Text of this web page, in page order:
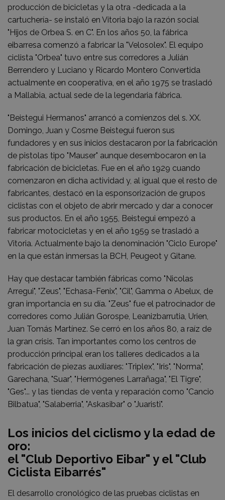
producción de bicicletas y la otra -dedicada a la
cartuchería- se instaló en Vitoria bajo la razón social
"Hijos de Orbea S. en C". En los años 50, la fábrica
eibarresa comenzó a fabricar la "Velosolex". El equipo
ciclista "Orbea" tuvo entre sus corredores a Julián
Berrendero y Luciano y Ricardo Montero Convertida
actualmente en cooperativa, en el año 1975 se trasladó
a Mallabia, actual sede de la legendaria fábrica.
"Beistegui Hermanos" arrancó a comienzos del s. XX.
Domingo, Juan y Cosme Beistegui fueron sus
fundadores y en sus inicios destacaron por la fabricación
de pistolas tipo "Mauser" aunque desembocaron en la
fabricación de bicicletas. Fue en el año 1929 cuando
comenzaron en dicha actividad y, al igual que el resto de
fabricantes, destacó en la esponsorización de grupos
ciclistas con el objeto de abrir mercado y dar a conocer
sus productos. En el año 1955, Beistegui empezó a
fabricar motocicletas y en el año 1959 se trasladó a
Vitoria. Actualmente bajo la denominación "Ciclo Europe"
en la que están inmersas la BCH, Peugeot y Gitane.
Hay que destacar también fábricas como "Nicolas
Arregui", "Zeus", "Echasa-Fenix", "Cil", Gamma o Abelux, de
gran importancia en su día. "Zeus" fue el patrocinador de
corredores como Julián Gorospe, Leanizbarrutia, Urien,
Juan Tomás Martínez. Se cerró en los años 80, a raíz de
la gran crisis. Tan importantes como los centros de
producción principal eran los talleres dedicados a la
fabricación de piezas auxiliares: "Triplex", "Iris", "Norma",
Garechana, "Suar", "Hermógenes Larrañaga", "El Tigre",
"Ges"... y las tiendas de venta y reparación como "Cancio
Bilbatua", "Salaberria", "Askasibar" o "Juaristi".
Los inicios del ciclismo y la edad de
oro:
el "Club Deportivo Eibar" y el "Club
Ciclista Eibarrés"
El desarrollo cronológico de las pruebas ciclistas en